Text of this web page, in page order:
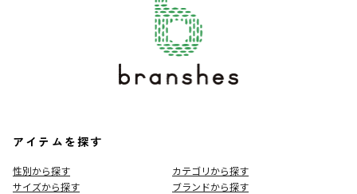
アイテムを探す
性別から探す
カテゴリから探す
サイズから探す
ブランドから探す